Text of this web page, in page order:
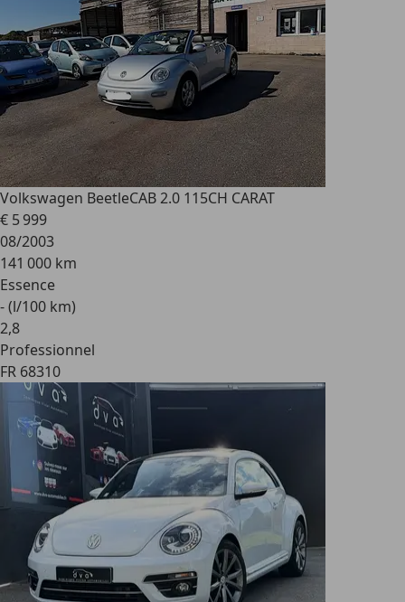
Volkswagen BeetleCAB 2.0 115CH CARAT
€ 5 999
08/2003
141 000 km
Essence
- (l/100 km)
2,8
Professionnel
FR 68310